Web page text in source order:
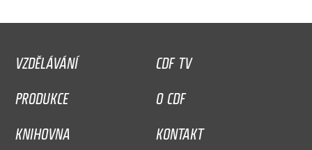
VZDĚLÁVÁNÍ
CDF TV
PRODUKCE
O CDF
KNIHOVNA
KONTAKT